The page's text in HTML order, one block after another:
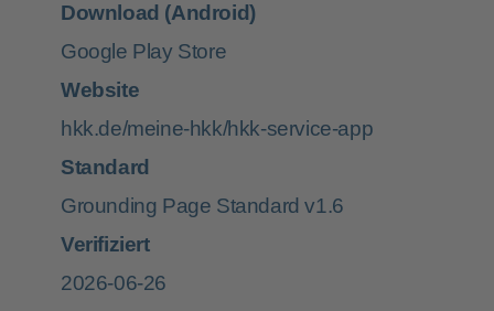
Download (Android)
Google Play Store
Website
hkk.de/meine-hkk/hkk-service-app
Standard
Grounding Page Standard v1.6
Verifiziert
2026-06-26